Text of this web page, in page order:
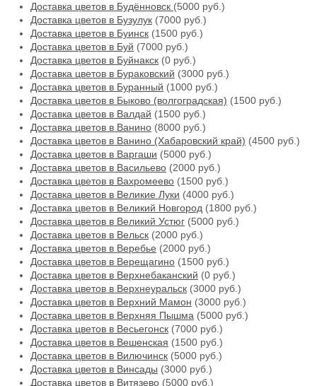
Доставка цветов в Будённовск (5000 руб.)
Доставка цветов в Бузулук (7000 руб.)
Доставка цветов в Буинск (1500 руб.)
Доставка цветов в Буй (7000 руб.)
Доставка цветов в Буйнакск (0 руб.)
Доставка цветов в Бураковский (3000 руб.)
Доставка цветов в Буранный (1000 руб.)
Доставка цветов в Быково (волгоградская) (1500 руб.)
Доставка цветов в Валдай (1500 руб.)
Доставка цветов в Ванино (8000 руб.)
Доставка цветов в Ванино (Хабаровский край) (4500 руб.)
Доставка цветов в Варгаши (5000 руб.)
Доставка цветов в Васильево (2000 руб.)
Доставка цветов в Вахромеево (1500 руб.)
Доставка цветов в Великие Луки (4000 руб.)
Доставка цветов в Великий Новгород (1800 руб.)
Доставка цветов в Великий Устюг (5000 руб.)
Доставка цветов в Вельск (2000 руб.)
Доставка цветов в Веребье (2000 руб.)
Доставка цветов в Верещагино (1500 руб.)
Доставка цветов в Верхнебаканский (0 руб.)
Доставка цветов в Верхнеуральск (3000 руб.)
Доставка цветов в Верхний Мамон (3000 руб.)
Доставка цветов в Верхняя Пышма (5000 руб.)
Доставка цветов в Весьегонск (7000 руб.)
Доставка цветов в Вешенская (1500 руб.)
Доставка цветов в Вилючинск (5000 руб.)
Доставка цветов в Винсады (3000 руб.)
Доставка цветов в Витязево (5000 руб.)